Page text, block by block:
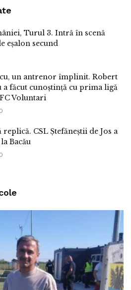
Turul 3. Intră în scenă
eșalon secund
un antrenor împlinit. Robert
a făcut cunoștință cu prima ligă
Voluntari
replică. CSL Ștefăneștii de Jos a
Bacău